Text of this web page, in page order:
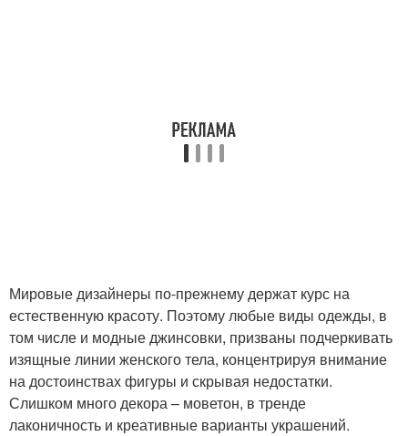
Мировые дизайнеры по-прежнему держат курс на
естественную красоту. Поэтому любые виды одежды, в
том числе и модные джинсовки, призваны подчеркивать
изящные линии женского тела, концентрируя внимание
на достоинствах фигуры и скрывая недостатки.
Слишком много декора – моветон, в тренде
лаконичность и креативные варианты украшений.